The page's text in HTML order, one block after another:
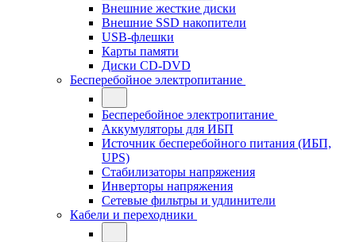
Внешние жесткие диски
Внешние SSD накопители
USB-флешки
Карты памяти
Диски CD-DVD
Бесперебойное электропитание
Бесперебойное электропитание
Аккумуляторы для ИБП
Источник бесперебойного питания (ИБП,
UPS)
Стабилизаторы напряжения
Инверторы напряжения
Сетевые фильтры и удлинители
Кабели и переходники